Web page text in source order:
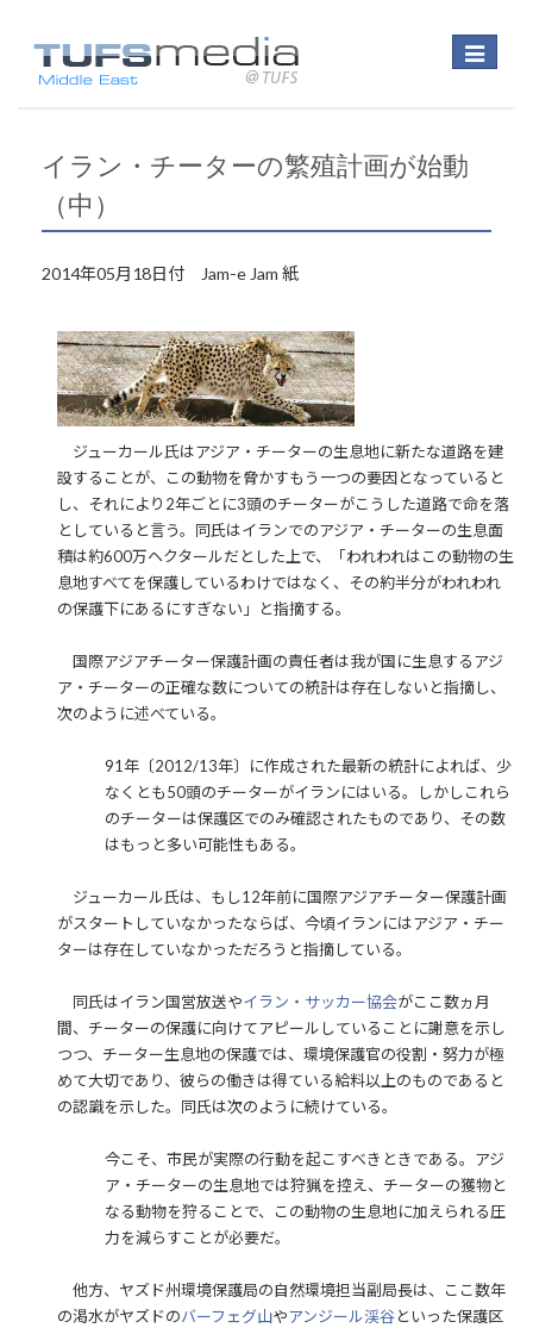
Toggle
イラン・チーターの繁殖計画が始動
（中）
2014年05月18日付 Jam-e Jam 紙
ジューカール氏はアジア・チーターの生息地に新たな道路を建
設することが、この動物を脅かすもう一つの要因となっていると
し、それにより2年ごとに3頭のチーターがこうした道路で命を落
としていると言う。同氏はイランでのアジア・チーターの生息面
積は約600万ヘクタールだとした上で、「われわれはこの動物の生
息地すべてを保護しているわけではなく、その約半分がわれわれ
の保護下にあるにすぎない」と指摘する。
国際アジアチーター保護計画の責任者は我が国に生息するアジ
ア・チーターの正確な数についての統計は存在しないと指摘し、
次のように述べている。
91年〔2012/13年〕に作成された最新の統計によれば、少
なくとも50頭のチーターがイランにはいる。しかしこれら
のチーターは保護区でのみ確認されたものであり、その数
はもっと多い可能性もある。
ジューカール氏は、もし12年前に国際アジアチーター保護計画
がスタートしていなかったならば、今頃イランにはアジア・チー
ターは存在していなかっただろうと指摘している。
同氏はイラン国営放送やイラン・サッカー協会がここ数ヵ月
間、チーターの保護に向けてアピールしていることに謝意を示し
つつ、チーター生息地の保護では、環境保護官の役割・努力が極
めて大切であり、彼らの働きは得ている給料以上のものであると
の認識を示した。同氏は次のように続けている。
今こそ、市民が実際の行動を起こすべきときである。アジ
ア・チーターの生息地では狩猟を控え、チーターの獲物と
なる動物を狩ることで、この動物の生息地に加えられる圧
力を減らすことが必要だ。
他方、ヤズド州環境保護局の自然環境担当副局長は、ここ数年
の渇水がヤズドのバーフェグ山やアンジール渓谷といった保護区